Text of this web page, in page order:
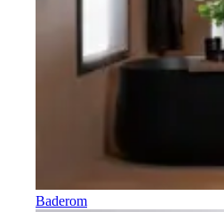
Baderom